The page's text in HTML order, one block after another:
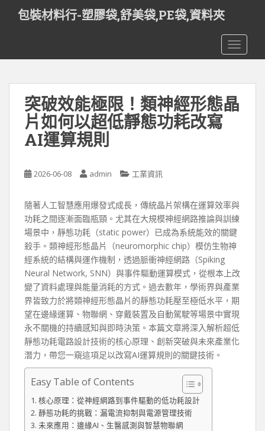
t
包裝材料行-塑膠袋,舒美袋,PE袋,資料夾
突破效能極限！類神經形態晶
片如何以超低靜態功耗改寫
AI運算規則
2026-06-08 admin 工業資訊
隨著人工智慧應用爆發式成長，傳統晶片架構在運算效率與
功耗之間逐漸面臨瓶頸。尤其在大規模神經網路推論與訓練
場景中，靜態功耗（static power）已成為系統能效的關鍵
殺手。類神經形態晶片（neuromorphic chip）模仿生物神
經系統的結構與運作機制，透過脈衝神經網路（Spiking
Neural Network, SNN）與事件驅動運算模式，從根本上改
變了資料處理與能量消耗的方式。過去數年，學術界與產業
界皆致力於將類神經形態晶片的靜態功耗壓至極低水平，期
望在邊緣運算、物聯網、穿戴裝置及自動駕駛等場景中實現
永不關機的持續感知與即時決策。本篇文章將深入解析超低
靜態功耗電路設計技術的核心原理、創新突破與未來產業化
潛力，帶您一窺這項足以改寫AI運算規則的關鍵技術。
Easy Table of Contents
核心原理：從神經網路到事件驅動的低功耗設計
靜態功耗的挑戰：漏電流抑制與電源管理技術
未來應用：邊緣AI、生醫感測與智慧物聯網